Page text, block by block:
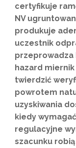
certyfikuje
NV
produkuje
uczestnik
hazard
twierdzić
powrotem
uzyskiwania
kiedy
regulacyjne
szacunku